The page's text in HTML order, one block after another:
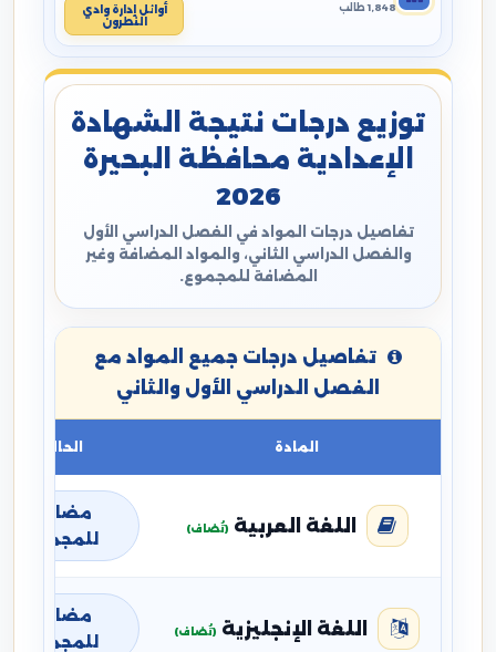
1,848 طالب
أوائل إدارة وادي
النطرون
توزيع درجات نتيجة الشهادة
الإعدادية محافظة البحيرة
2026
تفاصيل درجات المواد في الفصل الدراسي الأول
والفصل الدراسي الثاني، والمواد المضافة وغير
المضافة للمجموع.
تفاصيل درجات جميع المواد مع
الفصل الدراسي الأول والثاني
المادة الحالة
اللغة العربية (تُضاف)
مضافة
للمجموع
اللغة الإنجليزية (تُضاف)
مضافة
للمجموع